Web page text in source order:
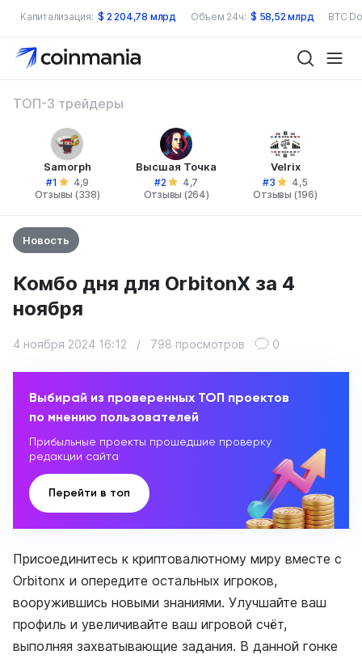
Капитализация: $ 2 204,78 млрд Объем 24ч: $ 58,52 млрд BTC
ТОП-3 трейдеры
Samorph
#1
4,9
Отзывы (338)
Высшая Точка
#2
4,7
Отзывы (264)
Velrix
#3
4,5
Отзывы (196)
Новость
Комбо дня для OrbitonX за 4
ноября
4 ноября 2024 16:12 / 798 просмотров 0
Выбирай из проверенных ТОП проектов
по мнению пользователей
Прибыльные проекты прошедшие проверку
редакции сайта
Перейти в топ
Присоединитесь к криптовалютному миру вместе с
Orbitonx и опередите остальных игроков,
вооружившись новыми знаниями. Улучшайте ваш
профиль и увеличивайте ваш игровой счёт,
выполняя захватывающие задания. В данной гонке